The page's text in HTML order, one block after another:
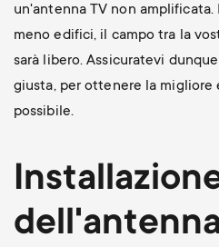
un'antenna TV non amplificata.
meno edifici, il campo tra la
sarà libero. Assicuratevi
giusta, per ottenere la migliore
possibile.